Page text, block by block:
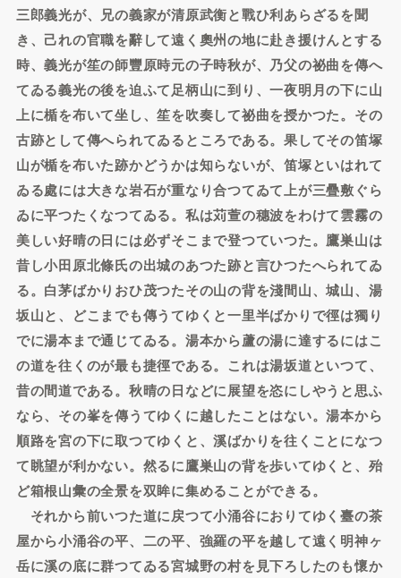
三郎義光が、兄の義家が清原武衡と戰ひ利あらざるを聞
き、己れの官職を辭して遠く奧州の地に赴き援けんとする
時、義光が笙の師豐原時元の子時秋が、乃父の祕曲を傳へ
てゐる義光の後を迫ふて足柄山に到り、一夜明月の下に山
上に楯を布いて坐し、笙を吹奏して祕曲を授かつた。その
古跡として傳へられてゐるところである。果してその笛塚
山が楯を布いた跡かどうかは知らないが、笛塚といはれて
ゐる處には大きな岩石が重なり合つてゐて上が三疊敷ぐら
ゐに平つたくなつてゐる。私は苅萱の穗波をわけて雲霧の
美しい好晴の日には必ずそこまで登つていつた。鷹巣山は
昔し小田原北條氏の出城のあつた跡と言ひつたへられてゐ
る。白茅ばかりおひ茂つたその山の背を淺間山、城山、湯
坂山と、どこまでも傳うてゆくと一里半ばかりで徑は獨り
でに湯本まで通じてゐる。湯本から蘆の湯に達するにはこ
の道を往くのが最も捷徑である。これは湯坂道といつて、
昔の間道である。秋晴の日などに展望を恣にしやうと思ふ
なら、その峯を傳うてゆくに越したことはない。湯本から
順路を宮の下に取つてゆくと、溪ばかりを往くことになつ
て眺望が利かない。然るに鷹巣山の背を歩いてゆくと、殆
ど箱根山彙の全景を双眸に集めることができる。
それから前いつた道に戻つて小涌谷におりてゆく臺の茶
屋から小涌谷の平、二の平、強羅の平を越して遠く明神ヶ
岳に溪の底に群つてゐる宮城野の村を見下ろしたのも懷か